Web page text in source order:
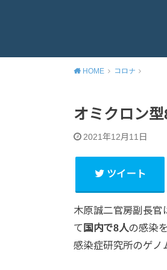
HOME コロナ
オミクロン
2021年12月11日
ツイート
木原誠二官房副長官
て 国内で8人の感染
感染症研究所のゲノ